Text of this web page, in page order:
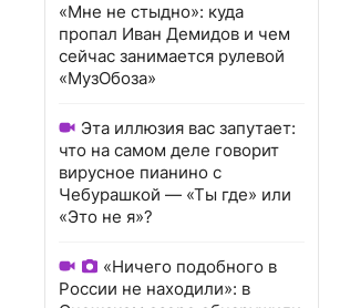
«Мне не стыдно»: куда
пропал Иван Демидов и чем
сейчас занимается рулевой
«МузОбоза»
Эта иллюзия вас запутает:
что на самом деле говорит
вирусное пианино с
Чебурашкой — «Ты где» или
«Это не я»?
«Ничего подобного в
России не находили»: в